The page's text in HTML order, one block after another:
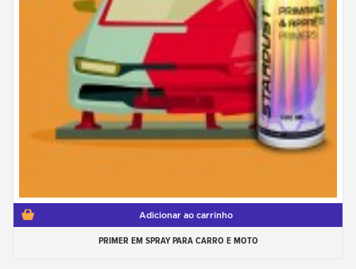
Adicionar ao carrinho
PRIMER EM SPRAY PARA CARRO E MOTO